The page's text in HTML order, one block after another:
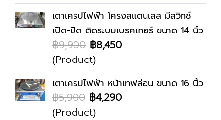
เตาเครปไฟฟ้า โครงสแตนเลส มีสวิทช์
เปิด-ปิด ติดระบบเบรคเกอร์ ขนาด 14 นิ้ว
฿9,900 ฿8,450
(Product)
เตาเครปไฟฟ้า หน้าเทฟล่อน ขนาด 16 นิ้ว
฿5,900 ฿4,290
(Product)